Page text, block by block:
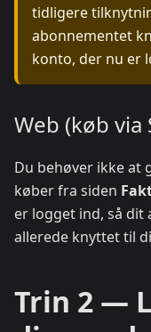
tidligere
abonnementet
konto, der nu er
Web (køb via
Du behøver ikke at
køber fra siden
er logget ind, så dit
allerede knyttet til
Trin 2 —